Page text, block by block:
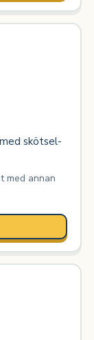
skötsel-
med annan